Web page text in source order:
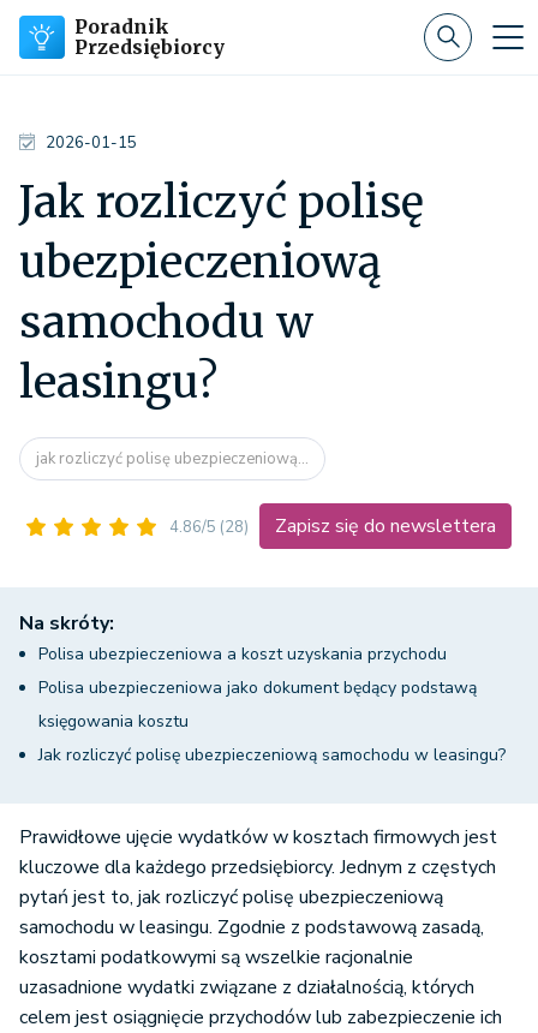
Poradnik
Przedsiębiorcy
2026-01-15
Jak rozliczyć polisę
ubezpieczeniową
samochodu w
leasingu?
jak rozliczyć polisę ubezpieczeniową...
4.86/5 (28) Zapisz się do newslettera
Na skróty:
Polisa ubezpieczeniowa a koszt uzyskania przychodu
Polisa ubezpieczeniowa jako dokument będący podstawą
księgowania kosztu
Jak rozliczyć polisę ubezpieczeniową samochodu w leasingu?
Prawidłowe ujęcie wydatków w kosztach firmowych jest
kluczowe dla każdego przedsiębiorcy. Jednym z częstych
pytań jest to, jak rozliczyć polisę ubezpieczeniową
samochodu w leasingu. Zgodnie z podstawową zasadą,
kosztami podatkowymi są wszelkie racjonalnie
uzasadnione wydatki związane z działalnością, których
celem jest osiągnięcie przychodów lub zabezpieczenie ich